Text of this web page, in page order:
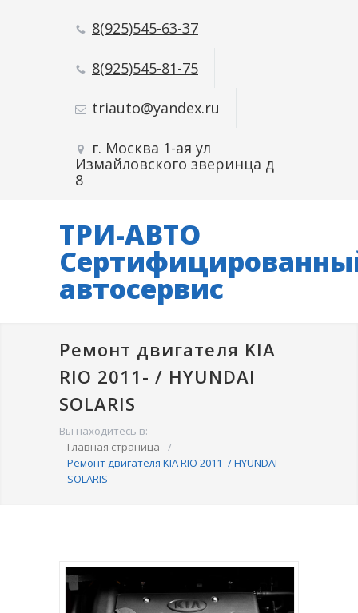
8(925)545-63-37
8(925)545-81-75
triauto@yandex.ru
г. Москва 1-ая ул
Измайловского зверинца д
8
ТРИ-АВТО
автосервис
Ремонт двигателя KIA
RIO 2011- / HYUNDAI
SOLARIS
Вы находитесь в:
Главная страница
/
Ремонт двигателя KIA RIO 2011- / HYUNDAI
SOLARIS